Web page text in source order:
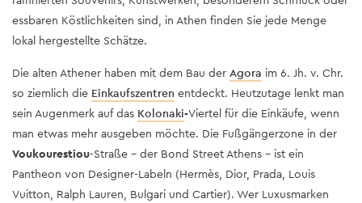
essbaren Köstlichkeiten sind, in Athen finden Sie jede Menge
lokal hergestellte Schätze.
Die alten Athener haben mit dem Bau der Agora im 6. Jh. v. Chr.
so ziemlich die Einkaufszentren entdeckt. Heutzutage lenkt man
sein Augenmerk auf das Kolonaki-Viertel für die Einkäufe, wenn
man etwas mehr ausgeben möchte. Die Fußgängerzone in der
Voukourestiou-Straße – der Bond Street Athens – ist ein
Pantheon von Designer-Labeln (Hermès, Dior, Prada, Louis
Vuitton, Ralph Lauren, Bulgari und Cartier). Wer Luxusmarken